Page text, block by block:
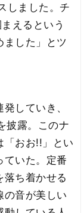
しました。チ
えるという
ました」とツ
していき、
披露。このナ
「おお!!」とい
ていた。定番
落ち着かせる
の音が美しい